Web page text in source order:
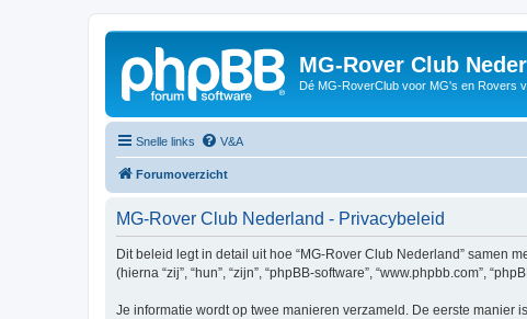
MG-Rover Club
Dé MG-RoverClub voor MG's en Rovers
Snelle links V&A
Forumoverzicht
MG-Rover Club Nederland - Privacybeleid
Dit beleid legt in detail uit hoe “MG-Rover Club Nederland” samen
(hierna “zij”, “hun”, “zijn”, “phpBB-software”, “www.phpbb.com”,
Je informatie wordt op twee manieren verzameld. De eerste